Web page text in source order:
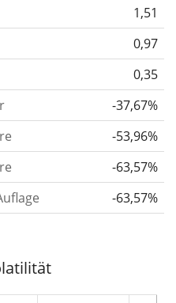
Informationen
von 1, 3 und 5
als die
Einjahreszeitraum
Rendite geteilt durch die
Rendite pro
Rendite eines
die man in
von der Rendite des
1,51
0,97
0,35
-37,67%
-53,96%
-63,57%
-63,57%